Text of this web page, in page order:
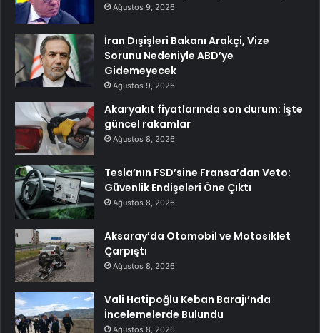
Ağustos 9, 2026
İran Dışişleri Bakanı Arakçi, Vize
Sorunu Nedeniyle ABD’ye
Gidemeyecek
Ağustos 9, 2026
Akaryakıt fiyatlarında son durum: İşte
güncel rakamlar
Ağustos 8, 2026
Tesla’nın FSD’sine Fransa’dan Veto:
Güvenlik Endişeleri Öne Çıktı
Ağustos 8, 2026
Aksaray’da Otomobil ve Motosiklet
Çarpıştı
Ağustos 8, 2026
Vali Hatipoğlu Keban Barajı’nda
İncelemelerde Bulundu
Ağustos 8, 2026